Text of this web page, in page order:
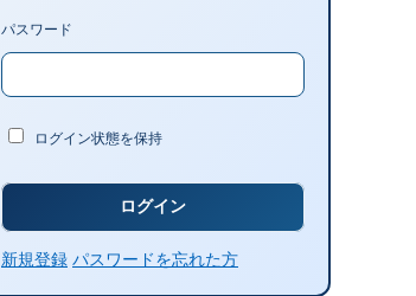
パスワード
ログイン状態を保持
新規登録 パスワードを忘れた方